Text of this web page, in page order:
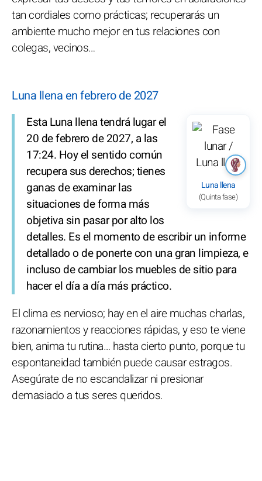
tan cordiales como prácticas; recuperarás un
ambiente mucho mejor en tus relaciones con
colegas, vecinos…
Luna llena en febrero de 2027
Luna llena
(Quinta fase)
Esta Luna llena tendrá lugar el
20 de febrero de 2027, a las
17:24. Hoy el sentido común
recupera sus derechos; tienes
ganas de examinar las
situaciones de forma más
objetiva sin pasar por alto los
detalles. Es el momento de escribir un informe
detallado o de ponerte con una gran limpieza, e
incluso de cambiar los muebles de sitio para
hacer el día a día más práctico.
El clima es nervioso; hay en el aire muchas charlas,
razonamientos y reacciones rápidas, y eso te viene
bien, anima tu rutina… hasta cierto punto, porque tu
espontaneidad también puede causar estragos.
Asegúrate de no escandalizar ni presionar
demasiado a tus seres queridos.